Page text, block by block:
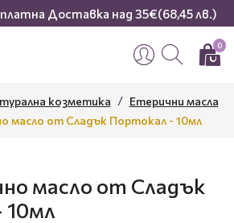
Доставка над 35€(68,45 лв.)
0
козметика
Етерични масла
масло от Сладък Портокал - 10мл
масло от Сладък
10мл